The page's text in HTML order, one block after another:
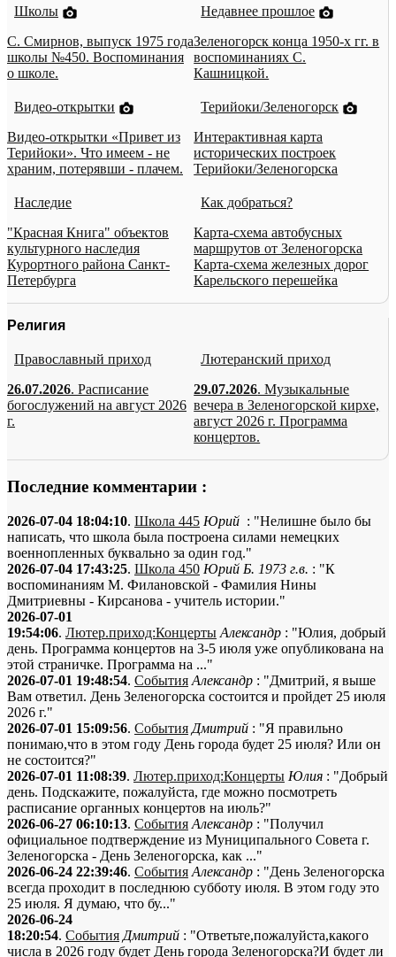
Школы
С. Смирнов, выпуск 1975 года
школы №450. Воспоминания
о школе.
Недавнее прошлое
Зеленогорск конца 1950-х гг. в
воспоминаниях С.
Кашницкой.
Видео-открытки
Видео-открытки «Привет из
Терийоки». Что имеем - не
храним, потерявши - плачем.
Терийоки/Зеленогорск
Интерактивная карта
исторических построек
Терийоки/Зеленогорска
Наследие
"Красная Книга" объектов
культурного наследия
Курортного района Санкт-
Петербурга
Как добраться?
Карта-схема автобусных
маршрутов от Зеленогорска
Карта-схема железных дорог
Карельского перешейка
Религия
Православный приход
26.07.2026. Расписание
богослужений на август 2026
г.
Лютеранский приход
29.07.2026. Музыкальные
вечера в Зеленогорской кирхе,
август 2026 г. Программа
концертов.
Последние комментарии :
2026-07-04 18:04:10. Школа 445 Юрий : "Нелишне было бы
написать, что школа была построена силами немецких
военнопленных буквально за один год."
2026-07-04 17:43:25. Школа 450 Юрий Б. 1973 г.в. : "К
воспоминаниям М. Филановской - Фамилия Нины
Дмитриевны - Кирсанова - учитель истории."
2026-07-01
19:54:06. Лютер.приход:Концерты Александр : "Юлия, добрый
день. Программа концертов на 3-5 июля уже опубликована на
этой страничке. Программа на ..."
2026-07-01 19:48:54. События Александр : "Дмитрий, я выше
Вам ответил. День Зеленогорска состоится и пройдет 25 июля
2026 г."
2026-07-01 15:09:56. События Дмитрий : "Я правильно
понимаю,что в этом году День города будет 25 июля? Или он
не состоится?"
2026-07-01 11:08:39. Лютер.приход:Концерты Юлия : "Добрый
день. Подскажите, пожалуйста, где можно посмотреть
расписание органных концертов на июль?"
2026-06-27 06:10:13. События Александр : "Получил
официальное подтверждение из Муниципального Совета г.
Зеленогорска - День Зеленогорска, как ..."
2026-06-24 22:39:46. События Александр : "День Зеленогорска
всегда проходит в последнюю субботу июля. В этом году это
25 июля. Я думаю, что бу..."
2026-06-24
18:20:54. События Дмитрий : "Ответьте,пожалуйста,какого
числа в 2026 году будет День города Зеленогорска?И будет ли